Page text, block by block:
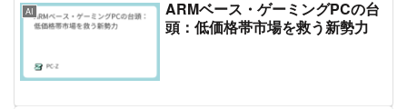
AI
ARMベース・ゲーミングPCの台
頭：低価格帯市場を救う新勢力